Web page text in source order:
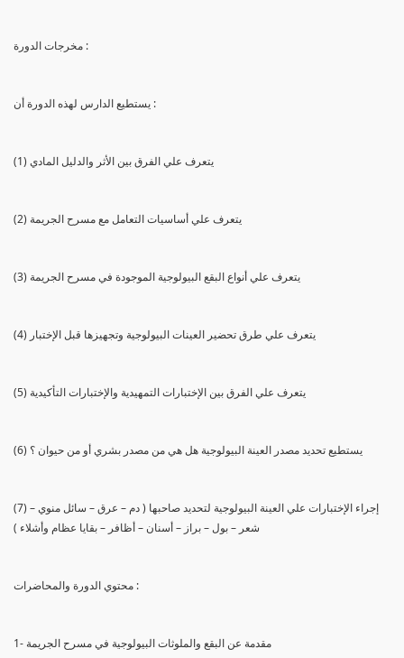
مخرجات الدورة :
يستطيع الدارس لهذه الدورة أن :
(1) يتعرف علي الفرق بين الأثر والدليل المادي
(2) يتعرف علي أساسيات التعامل مع مسرح الجريمة
(3) يتعرف علي أنواع البقع البيولوجية الموجودة في مسرح الجريمة
(4) يتعرف علي طرق تحضير العينات البيولوجية وتجهيزها قبل الإختبار
(5) يتعرف علي الفرق بين الإختبارات التمهيدية والإختبارات التأكيدية
(6) يستطيع تحديد مصدر العينة البيولوجية هل هي من مصدر بشري أو من حيوان ؟
(7) إجراء الإختبارات علي العينة البيولوجية لتحديد صاحبها ( دم – عرق – سائل منوي –
شعر – بول – براز – أسنان – أظافر – بقايا عظام وأشلاء )
محتوي الدورة والمحاضرات :
1- مقدمة عن البقع والملوثات البيولوجية في مسرح الجريمة